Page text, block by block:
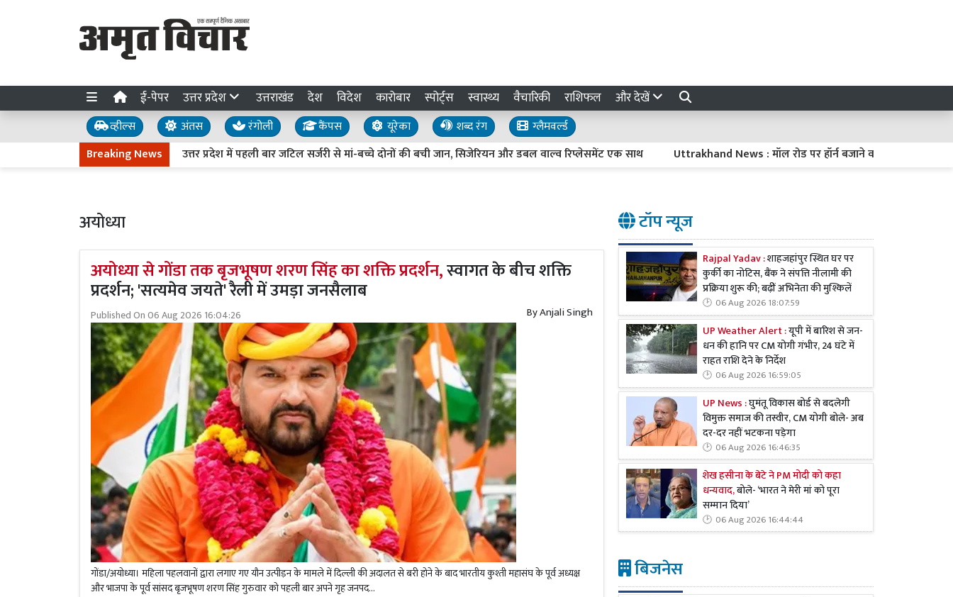
ई-पेपर उत्तर प्रदेश उत्तराखंड देश विदेश कारोबार स्पोर्ट्स स्वास्थ्य वैचारिकी राशिफल और देखें
व्हील्स अंतस रंगोली कैंपस यूरेका शब्द रंग
ग्लैमवर्ल्ड
Breaking Newsउत्तर प्रदेश में पहली बार जटिल सर्जरी से मां-बच्चे दोनों की बची जान, सिजेरियन और डबल वाल्व रिप्लेसमेंट एक साथ Uttrakhand News : मॉल रोड पर हॉर्न बजाने वालों की खैर नहीं, निगरानी
अयोध्या
अयोध्या से गोंडा तक बृजभूषण शरण सिंह का शक्ति प्रदर्शन,स्वागत के बीच शक्ति
प्रदर्शन; 'सत्यमेव जयते' रैली में उमड़ा जनसैलाब
Published On06 Aug 2026 16:04:26 ByAnjali Singh
गोंडा/अयोध्या। महिला पहलवानों द्वारा लगाए गए यौन उत्पीड़न के मामले में दिल्ली की अदालत से बरी होने के बाद भारतीय कुश्ती महासंघ के पूर्व अध्यक्ष
और भाजपा के पूर्व सांसद बृजभूषण शरण सिंह गुरुवार को पहली बार अपने गृह जनपद...
टॉप न्यूज
Rajpal Yadav :शाहजहांपुर स्थित घर पर
कुर्की का नोटिस, बैंक ने संपत्ति नीलामी की
प्रक्रिया शुरू की; बढ़ीं अभिनेता की मुश्किलें
06 Aug 2026 18:07:59
UP Weather Alert :यूपी में बारिश से जन-
धन की हानि पर CM योगी गंभीर, 24 घंटे में
राहत राशि देने के निर्देश
06 Aug 2026 16:59:05
UP News :घुमंतू विकास बोर्ड से बदलेगी
विमुक्त समाज की तस्वीर, CM योगी बोले- अब
दर-दर नहीं भटकना पड़ेगा
06 Aug 2026 16:46:35
शेख हसीना के बेटे ने PM मोदी को कहा
धन्यवाद,बोले- ‘भारत ने मेरी मां को पूरा
सम्मान दिया’
06 Aug 2026 16:44:44
बिजनेस